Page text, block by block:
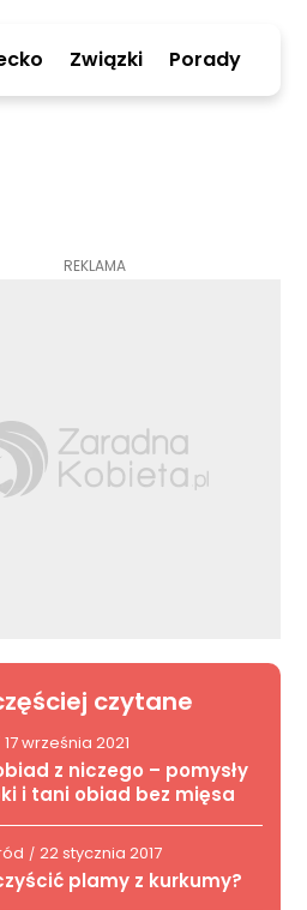
Związki Porady
REKLAMA
czytane
17 września 2021
z niczego – pomysły
i tani obiad bez mięsa
/ 22 stycznia 2017
plamy z kurkumy?